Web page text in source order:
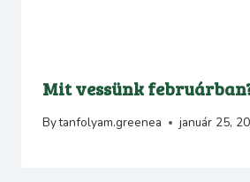
Mit vessünk
Bytanfolyam.greenea január 25,